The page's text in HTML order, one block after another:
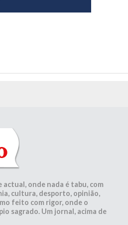
onde nada é tabu, com
cultura, desporto, opinião,
feito com rigor, onde o
sagrado. Um jornal, acima de